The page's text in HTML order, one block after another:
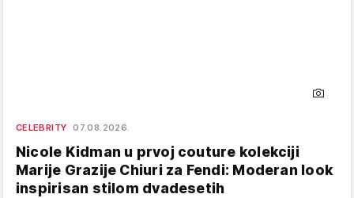
CELEBRITY 07.08.2026.
Nicole Kidman u prvoj couture kolekciji
Marije Grazije Chiuri za Fendi: Moderan look
inspirisan stilom dvadesetih